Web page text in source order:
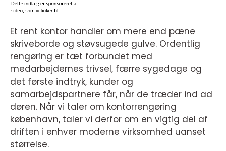
Et rent kontor handler om mere end pæne
skriveborde og støvsugede gulve. Ordentlig
rengøring er tæt forbundet med
medarbejdernes trivsel, færre sygedage og
det første indtryk, kunder og
samarbejdspartnere får, når de træder ind ad
døren. Når vi taler om kontorrengøring
københavn, taler vi derfor om en vigtig del af
driften i enhver moderne virksomhed uanset
størrelse.